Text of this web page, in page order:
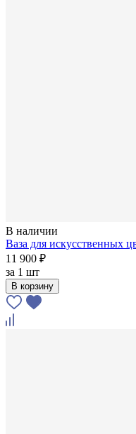
В наличии
Ваза для искусственных
11 900 ₽
за 1 шт
В корзину